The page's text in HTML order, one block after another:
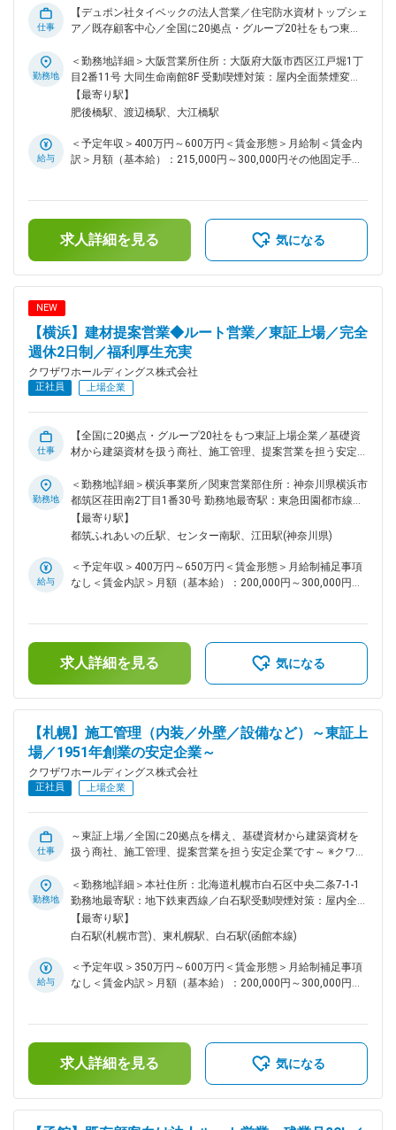
※クワザワホールディングス株式会社に入社後、株式会社クワ
ザワへ出向 住所：青森県青森市緑一丁目9番地の8 事業内容：
と比べても、協力会社・協力職方との関係に恵まれており、施
工力の面では大きな強みを持っています。 そのため、派手な
営業手法よりも、お客様への丁寧なフォロー、正確な情報共
有、現場や協力会社との誠実な調整を積み重ねることが成果に
仕事
【デュポン社タイベックの法人営業／住宅防水資材トップシェ
ア／既存顧客中心／全国に20拠点・グループ20社をもつ東証
のお客様に向けて、建築業界で圧倒的なシェアを誇るデュポン
社の住宅用透湿防水シート「タイベック」および当社のプライ
ベートブランド商品等のご提案を行っていただきます。 タイ
ベックは、1985年から当社が特約店契約を行い日本で販売を
わたり日本市場での提案・普及を担ってきた当社だからこそ、
商品理解や提案ノウハウが蓄積されており、営業としても説明
防水シート「タイベック」です。タイベックは、高温多湿で四
季のある日本の住環境に対応し、雨水や結露から木造住宅を守
る性能を備えています。 20年保証を実施しており、特許技術
による品質の高さからクレームがほとんど発生しない、満足度
性能や価値を分かりやすく説明し、納得して採用いただくこと
地域や現場に足を運びながら、さまざまなお客様と出会えるの
で、営業としての視野が自然と広がっていきます。 営業活動
の約8割は既存顧客の対応です。紹介をきっかけとした新規対
応もありますが、無理な売り込みはありません。 商品説明、
提案、施工に関する説明やメーカーとの調整まで関わり、現場
に寄り添った営業を行います。 入社後はOJTを通じて、商品
成 大阪営業所：営業2名・事務2名（男性2名、女性2名） 風通
しの良い雰囲気。メンバー同士のコミュニケーションが活発
囲：会社の定める業務
勤務地
＜勤務地詳細＞大阪営業所住所：大阪府大阪市西区江戸堀1丁
目2番11号 大同生命南館8F 受動喫煙対策：屋内全面禁煙変更
の範囲：会社の定める事業所
【最寄り駅】
肥後橋駅、渡辺橋駅、大江橋駅
給与
＜予定年収＞400万円～600万円＜賃金形態＞月給制＜賃金内
訳＞月額（基本給）：215,000円～300,000円その他固定手当/
月）■賞与：年2回（7月・12月）※過去実績3.5～4.0ヵ月分■年
収例：・32歳/主任/470万円・38歳/課長代理/640万円※賞
与、営業手当・住宅関連手当等 諸手当含む賃金はあくまでも
月給(月額)は固定手当を含めた表記です。
求人詳細を見る 気になる
NEW
【横浜】建材提案営業◆ルート営業／東証上場／完全
週休2日制／福利厚生充実
クワザワホールディングス株式会社
正社員 上場企業
仕事
【全国に20拠点・グループ20社をもつ東証上場企業／基礎資
材から建築資材を扱う商社、施工管理、提案営業を担う安定企
金等福利厚生充実】 ■職務内容 住宅会社、ハウスメーカー、
設計事務所、工務店などの法人顧客に対し、建築資材・住宅設
備機器の提案営業を行います。 ・ハウスメーカーや工務店か
らの依頼対応 ・現場調査、職人・資材の手配、進行管理 ・完
事務がサポート 営業職が自ら納品・配達を行うことはなく、
専門の物流・配達部署が対応するため、営業は顧客提案と対応
す。 ※クワザワホールディングス株式会社にご入社後、株式会
社クワザワへ出向 住所：神奈川県横浜市都筑区荏田南2丁目1-
30 事業内容：建設資材卸売／建設工事 ■ある1日のスケジュー
ル（例） 08:45 出社・メール確認・見積書チェック 11:00 得
問、新商品の発注ルール打ち合せ 15:00 帰社、見積作成・電
話応対 16:30 メーカー来社打ち合わせ 17:30 得意先への某物
件質疑書作成 18:30 所長とミーティング（提出物の確認や、
近況の報告とアドバイスをもらう） 18:50 退社 ■特徴 ・在庫
管理・物流機能：専門部署が納材を一括管理し、現場に最適な
タイミングで納品対応 ・小ロット・分納対応機能：少量・分
の積算チームとの連携により、設計図面からの数量算出・見積
対応がスムーズ ■当社について 国内外あわせて1,000社を超え
を取り扱う、北海道ナンバーワンの地位を築く「建設資材の総
合商社」です。 また、内装工事・外装工事の工事会社とし
て、北海道や関東の名だたる施設の建設に参画し、北海道ナン
バーワン企業としての実力をもって全国多くの建設に貢献して
いきます。 変更の範囲：会社の定める業務
勤務地
＜勤務地詳細＞横浜事業所／関東営業部住所：神奈川県横浜市
都筑区荏田南2丁目1番30号 勤務地最寄駅：東急田園都市線／
江田駅受動喫煙対策：屋内喫煙可能場所あり変更の範囲：会社
の定める事業所
【最寄り駅】
都筑ふれあいの丘駅、センター南駅、江田駅(神奈川県)
給与
＜予定年収＞400万円～650万円＜賃金形態＞月給制補足事項
なし＜賃金内訳＞月額（基本給）：200,000円～300,000円固
残業手当＞有＜給与補足＞※予定年収はあくまでも目安の金額
となり、経験・年齢等を考慮のうえ決定■昇給：年1回（5月）
■賞与：年2回（7月・12月）【モデル年収】・35 歳（入社6
（入社9 年目）：約635万円（賞与・残業・家族・住宅手当含
む）賃金はあくまでも目安の金額であり、選考を通じて上下す
る可能性があります。月給(月額)は固定手当を含めた表記で
す。
求人詳細を見る 気になる
【札幌】施工管理（内装／外壁／設備など）～東証上
場／1951年創業の安定企業～
クワザワホールディングス株式会社
正社員 上場企業
仕事
～東証上場／全国に20拠点を構え、基礎資材から建築資材を
扱う商社、施工管理、提案営業を担う安定企業です～ ※クワザ
出向いただきます。 住所：北海道札幌市白石区中央2条7丁目1
番1号 事業内容：建設基礎資材卸売／建設工事 ■職務内容：
「建設資材の総合商社」として、国内外1,500社を超えるメー
カーの商材などを取り扱う株式会社クワザワに出向し、新築物
当社では個人の住宅からマンションや施設まで幅広い建築物、
また内装、外壁、設備など基礎工事以外の全てを請け負ってい
が、裁量が広く、自由に提案できるスタイルが魅力です。ま
た、お客様の思い入れの強い住宅関連の形に残るものに関わる
やりがいは大きいです。 ■同社の特徴： 同社は主に大手ハウ
スメーカー及びゼネコンからの依頼で、戸建住宅やビルを中心
ードやユニットバス、キッチン等、建材の総合商社としてのビ
ジネスも展開しています。そのため、商社ビジネスで培った信
勤務地
＜勤務地詳細＞本社住所：北海道札幌市白石区中央二条7-1-1
勤務地最寄駅：地下鉄東西線／白石駅受動喫煙対策：屋内全面
禁煙
【最寄り駅】
白石駅(札幌市営)、東札幌駅、白石駅(函館本線)
給与
＜予定年収＞350万円～600万円＜賃金形態＞月給制補足事項
なし＜賃金内訳＞月額（基本給）：200,000円～300,000円固
残業手当＞有＜給与補足＞※予定年収はあくまでも目安の金額
となり、経験・年齢等を考慮のうえ決定■昇給：年1回（5月）
■賞与：年2回（7月・12月）■残業代：外勤手当もしくは役職
通じて上下する可能性があります。月給(月額)は固定手当を含
めた表記です。
求人詳細を見る 気になる